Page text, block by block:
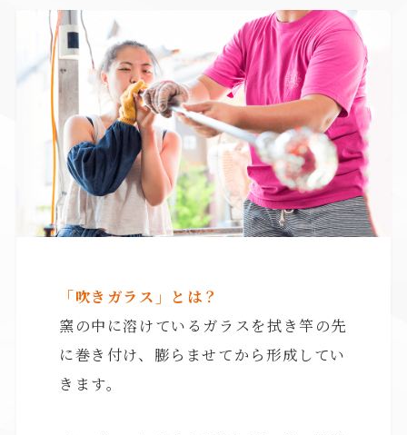
「吹きガラス」とは？
窯の中に溶けているガラスを拭き竿の先
に巻き付け、膨らませてから形成してい
きます。